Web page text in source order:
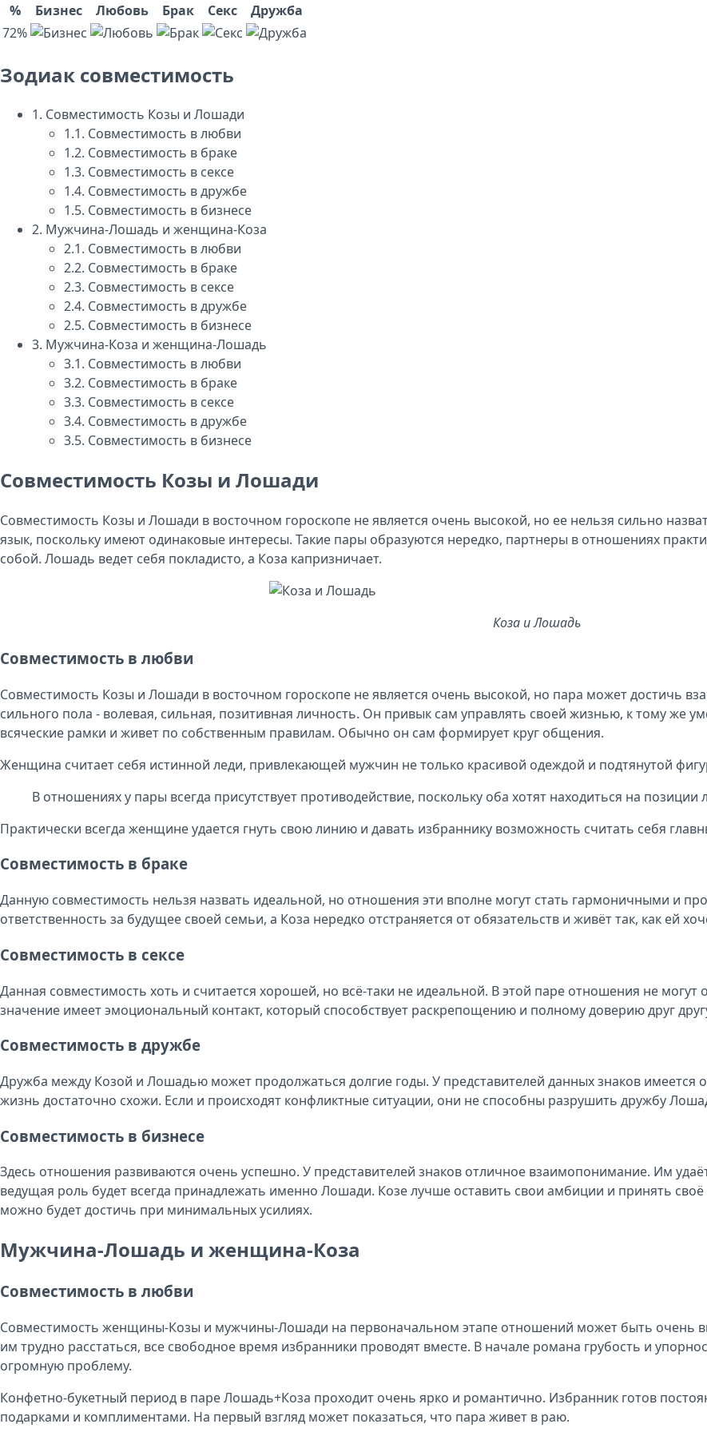
% Бизнес Любовь Брак Секс
Дружба
72%
Зодиак совместимость
1. Совместимость Козы и Лошади
1.1. Совместимость в любви
1.2. Совместимость в браке
1.3. Совместимость в сексе
1.4. Совместимость в дружбе
1.5. Совместимость в бизнесе
2. Мужчина-Лошадь и женщина-Коза
2.1. Совместимость в любви
2.2. Совместимость в браке
2.3. Совместимость в сексе
2.4. Совместимость в дружбе
2.5. Совместимость в бизнесе
3. Мужчина-Коза и женщина-Лошадь
3.1. Совместимость в любви
3.2. Совместимость в браке
3.3. Совместимость в сексе
3.4. Совместимость в дружбе
3.5. Совместимость в бизнесе
Совместимость Козы и Лошади
Совместимость Козы и Лошади в восточном гороскопе не является очень высокой, но ее нельзя сильно
язык, поскольку имеют одинаковые интересы. Такие пары образуются нередко, партнеры в отношениях
собой. Лошадь ведет себя покладисто, а Коза капризничает.
Коза и Лошадь
Совместимость в любви
Совместимость Козы и Лошади в восточном гороскопе не является очень высокой, но пара может достичь
сильного пола - волевая, сильная, позитивная личность. Он привык сам управлять своей жизнью, к тому же
всяческие рамки и живет по собственным правилам. Обычно он сам формирует круг общения.
Женщина считает себя истинной леди, привлекающей мужчин не только красивой одеждой и подтянутой
В отношениях у пары всегда присутствует противодействие, поскольку оба хотят находиться на позиции
Практически всегда женщине удается гнуть свою линию и давать избраннику возможность считать себя
Совместимость в браке
Данную совместимость нельзя назвать идеальной, но отношения эти вполне могут стать гармоничными и
ответственность за будущее своей семьи, а Коза нередко отстраняется от обязательств и живёт так, как ей
Совместимость в сексе
Данная совместимость хоть и считается хорошей, но всё-таки не идеальной. В этой паре отношения не
значение имеет эмоциональный контакт, который способствует раскрепощению и полному доверию друг
Совместимость в дружбе
Дружба между Козой и Лошадью может продолжаться долгие годы. У представителей данных знаков имеется
жизнь достаточно схожи. Если и происходят конфликтные ситуации, они не способны разрушить дружбу
Совместимость в бизнесе
Здесь отношения развиваются очень успешно. У представителей знаков отличное взаимопонимание. Им
ведущая роль будет всегда принадлежать именно Лошади. Козе лучше оставить свои амбиции и принять
можно будет достичь при минимальных усилиях.
Мужчина-Лошадь и женщина-Коза
Совместимость в любви
Совместимость женщины-Козы и мужчины-Лошади на первоначальном этапе отношений может быть очень
им трудно расстаться, все свободное время избранники проводят вместе. В начале романа грубость и
огромную проблему.
Конфетно-букетный период в паре Лошадь+Коза проходит очень ярко и романтично. Избранник готов
подарками и комплиментами. На первый взгляд может показаться, что пара живет в раю.